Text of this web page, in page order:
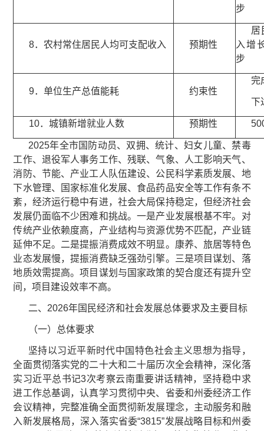
步
8．农村常住居民人均可支配收入 预期性
居
入增
步
9．单位生产总值能耗 约束性
完
下
10．城镇新增就业人数 预期性
2025年全市国防动员、双拥、统计、妇女儿童、禁毒
工作、退役军人事务工作、残联、气象、人工影响天气、
消防、节能、产业工人队伍建设、公民科学素质发展、地
下水管理、国家标准化发展、食品药品安全等工作有条不
紊，经济运行稳中有进，社会大局保持稳定，但经济社会
发展仍面临不少困难和挑战。一是产业发展根基不牢。对
传统产业依赖度高，产业结构与资源优势不匹配，产业链
延伸不足。二是提振消费成效不明显。康养、旅居等特色
业态发展慢，提振消费缺乏强劲引擎。三是项目谋划、落
地质效需提高。项目谋划与国家政策的契合度还有提升空
间，项目建设效率不高。
二、2026年国民经济和社会发展总体要求及主要目标
（一）总体要求
坚持以习近平新时代中国特色社会主义思想为指导，
全面贯彻落实党的二十大和二十届历次全会精神，深化落
实习近平总书记3次考察云南重要讲话精神，坚持稳中求
进工作总基调，认真学习贯彻中央、省委和州委经济工作
会议精神，完整准确全面贯彻新发展理念，主动服务和融
入新发展格局，深入落实省委“3815”发展战略目标和州委